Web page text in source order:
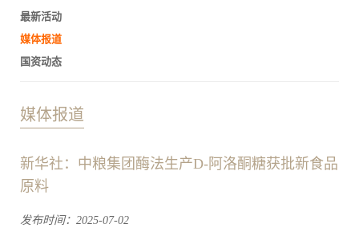
最新活动
媒体报道
国资动态
媒体报道
新华社：中粮集团酶法生产D-阿洛酮糖获批新食品
原料
发布时间：2025-07-02